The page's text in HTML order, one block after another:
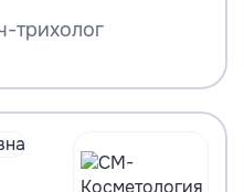
трихолог